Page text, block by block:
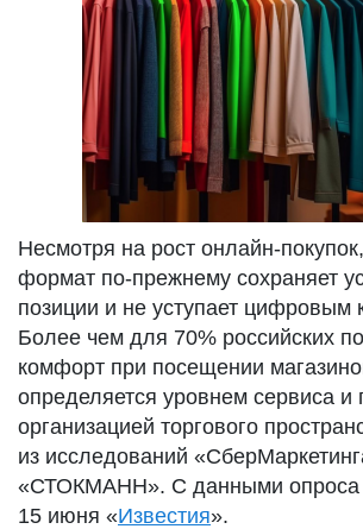
Несмотря на рост онлайн-
формат по-прежнему сохраняет
позиции и не уступает цифровым
Более чем для 70% российских
комфорт при посещении
определяется уровнем сервиса и
организацией торгового
из исследований
«СТОКМАНН». С данными опроса
15 июня «Известия».